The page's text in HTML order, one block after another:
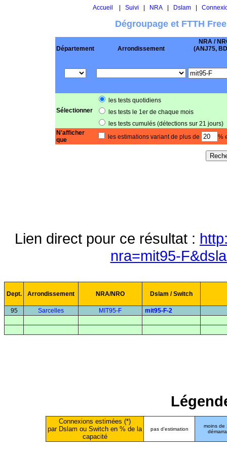
Accueil Suivi NRA| Dslam|
Dégroupage et FTTH
Département Arrondissement
NRA /
(ANJ75,
Sélectionner
les tests quotidiens
les tests le 1er de chaque mois
les tests cumulés (détections sur 21 jours)
N'afficher
que
les estimations variant de plus de %
Lien direct pour ce résultat :
nra=mit95-
Dept. Arrondissement NRA/NRO Dslam / Switch
95 Sarcelles MIT95-F mit95-F-2
Connexions estimées (*)
par Dslam ou Switch en % de la
capacité
pas d'estimation
moins de